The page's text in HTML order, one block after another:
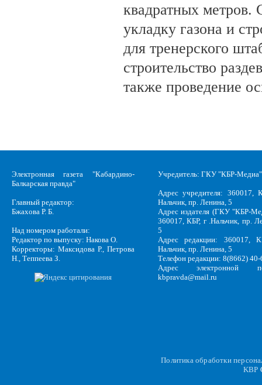
квадратных метров.
укладку газона и
для тренерского
строительство
также проведение
Электронная газета "Кабардино-
Балкарская правда"
Главный редактор:
Бжахова Р. Б.
Над номером работали:
Редактор по выпуску: Накова О.
Корректоры: Максидова Р., Петрова
Н., Теппеева З.
Учредитель: ГКУ "КБР-Медиа"
Адрес учредителя: 360017,
Нальчик, пр. Ленина, 5
Адрес издателя (ГКУ "КБР-
360017, КБР, г .Нальчик, пр.
5
Адрес редакции: 360017,
Нальчик, пр. Ленина, 5
Телефон редакции: 8(8662)
Адрес электронной
kbpravda@mail.ru
Политика обработки
KBP